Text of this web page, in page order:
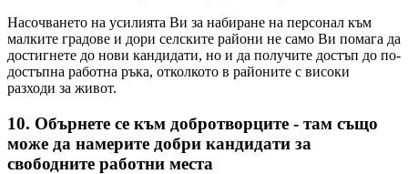
Насочването на усилията Ви за набиране на персонал към
малките градове и дори селските райони не само Ви помага да
достигнете до нови кандидати, но и да получите достъп до по-
достъпна работна ръка, отколкото в районите с високи
разходи за живот.
10. Обърнете се към добротворците - там също
може да намерите добри кандидати за
свободните работни места